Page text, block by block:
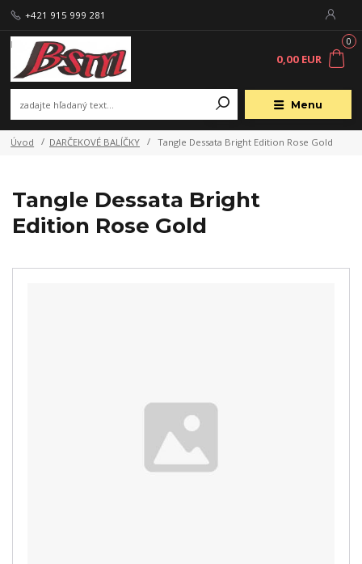
Menu
+421 915 999 281
0
0,00 EUR
Úvod DARČEKOVÉ BALÍČKY Tangle Dessata Bright Edition Rose Gold
Tangle Dessata Bright
Edition Rose Gold